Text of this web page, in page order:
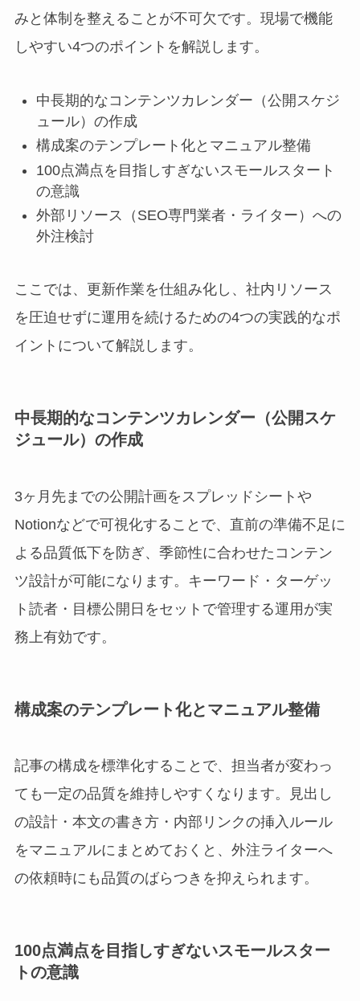
みと体制を整えることが不可欠です。現場で機能
しやすい4つのポイントを解説します。
中長期的なコンテンツカレンダー（公開スケジ
ュール）の作成
構成案のテンプレート化とマニュアル整備
100点満点を目指しすぎないスモールスタート
の意識
外部リソース（SEO専門業者・ライター）への
外注検討
ここでは、更新作業を仕組み化し、社内リソース
を圧迫せずに運用を続けるための4つの実践的なポ
イントについて解説します。
中長期的なコンテンツカレンダー（公開スケ
ジュール）の作成
3ヶ月先までの公開計画をスプレッドシートや
Notionなどで可視化することで、直前の準備不足に
よる品質低下を防ぎ、季節性に合わせたコンテン
ツ設計が可能になります。キーワード・ターゲッ
ト読者・目標公開日をセットで管理する運用が実
務上有効です。
構成案のテンプレート化とマニュアル整備
記事の構成を標準化することで、担当者が変わっ
ても一定の品質を維持しやすくなります。見出し
の設計・本文の書き方・内部リンクの挿入ルール
をマニュアルにまとめておくと、外注ライターへ
の依頼時にも品質のばらつきを抑えられます。
100点満点を目指しすぎないスモールスター
トの意識